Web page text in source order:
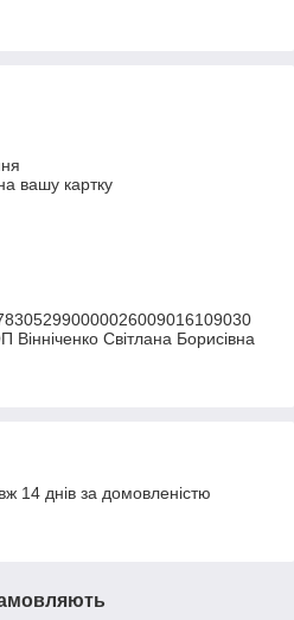
вашу картку
Світлана Борисівна
14 днів за домовленістю